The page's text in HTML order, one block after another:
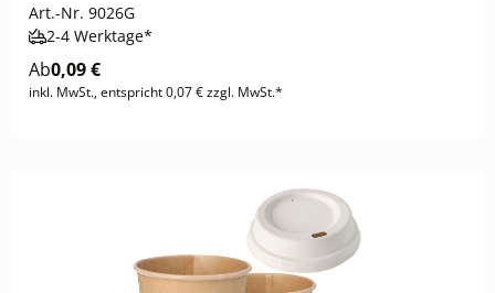
Art.-Nr. 9026G
2-4 Werktage*
Ab0,09 €
inkl. MwSt., entspricht 0,07 € zzgl. MwSt.*